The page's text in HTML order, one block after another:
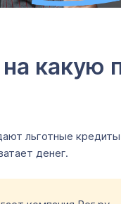
на
льготные
денег.